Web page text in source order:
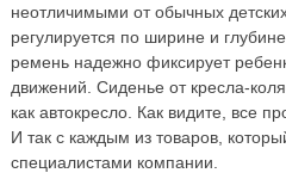
неотличимыми от обычных
регулируется по ширине и
ремень надежно фиксирует
движений. Сиденье от кресла-
как автокресло. Как видите, все
И так с каждым из товаров,
специалистами компании.